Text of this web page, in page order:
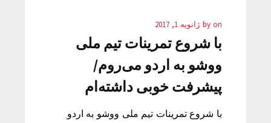
by on ژانویه 1, 2017
با شروع تمرینات تیم ملی
ووشو به اردو می‌روم/
پیشرفت خوبی داشته‌ام
با شروع تمرینات تیم ملی ووشو به اردو